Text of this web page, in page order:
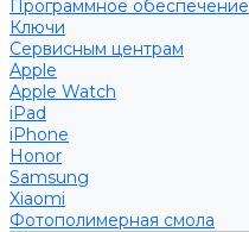
Программное обеспечение
Ключи
Сервисным центрам
Apple
Apple Watch
iPad
iPhone
Honor
Samsung
Xiaomi
Фотополимерная смола